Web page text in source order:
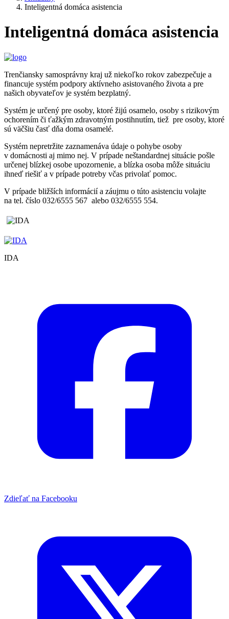
Inteligentná domáca asistencia
Inteligentná domáca asistencia
Trenčiansky samosprávny kraj už niekoľko rokov zabezpečuje a
financuje systém podpory aktívneho asistovaného života a pre
našich obyvateľov je systém bezplatný.
Systém je určený pre osoby, ktoré žijú osamelo, osoby s rizikovým
ochorením či ťažkým zdravotným postihnutím, tiež pre osoby, ktoré
sú väčšiu časť dňa doma osamelé.
Systém nepretržite zaznamenáva údaje o pohybe osoby
v domácnosti aj mimo nej. V prípade neštandardnej situácie pošle
určenej blízkej osobe upozornenie, a blízka osoba môže situáciu
ihneď riešiť a v prípade potreby včas privolať pomoc.
V prípade bližších informácií a záujmu o túto asistenciu volajte
na tel. číslo 032/6555 567 alebo 032/6555 554.
IDA
Zdieľať na Facebooku